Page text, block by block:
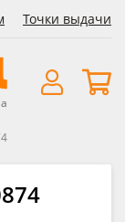
Точки выдачи